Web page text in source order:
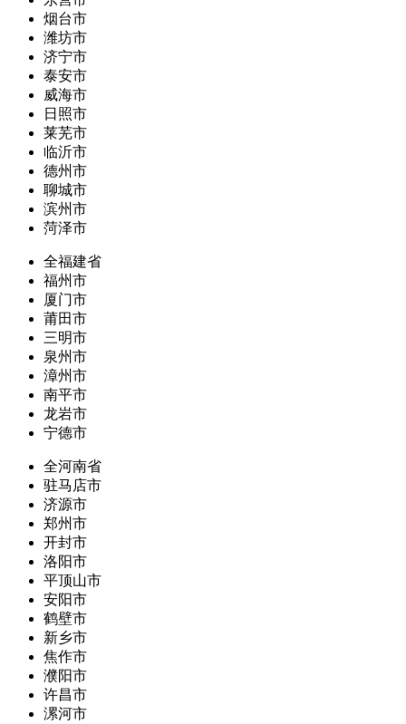
烟台市
潍坊市
济宁市
泰安市
威海市
日照市
莱芜市
临沂市
德州市
聊城市
滨州市
菏泽市
全福建省
福州市
厦门市
莆田市
三明市
泉州市
漳州市
南平市
龙岩市
宁德市
全河南省
驻马店市
济源市
郑州市
开封市
洛阳市
平顶山市
安阳市
鹤壁市
新乡市
焦作市
濮阳市
许昌市
漯河市